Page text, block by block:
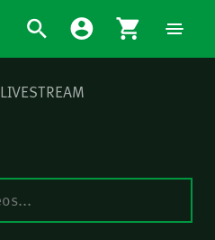
LIVESTREAM